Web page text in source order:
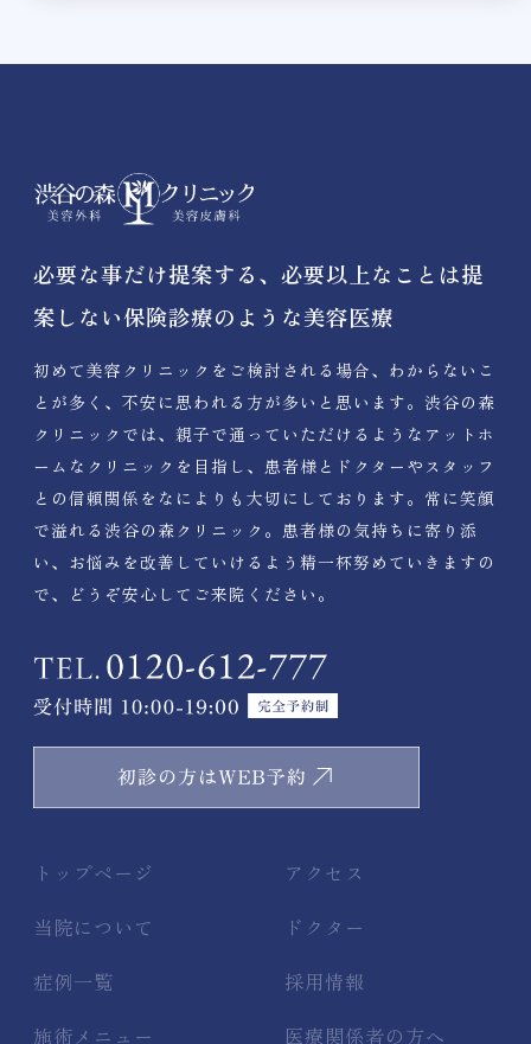
必要な事だけ提案する、必要以上なことは提
案しない保険診療のような美容医療
初めて美容クリニックをご検討される場合、わからないこ
とが多く、不安に思われる方が多いと思います。渋谷の森
クリニックでは、親子で通っていただけるようなアットホ
ームなクリニックを目指し、患者様とドクターやスタッフ
との信頼関係をなによりも大切にしております。常に笑顔
で溢れる渋谷の森クリニック。患者様の気持ちに寄り添
い、お悩みを改善していけるよう精一杯努めていきますの
で、どうぞ安心してご来院ください。
トップページ
当院について
症例一覧
施術メニュー
アクセス
ドクター
採用情報
医療関係者の方へ